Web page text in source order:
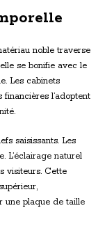
noble traverse
se bonifie avec le
Les cabinets
financières l’adoptent
saisissants. Les
L’éclairage naturel
visiteurs. Cette
une plaque de taille